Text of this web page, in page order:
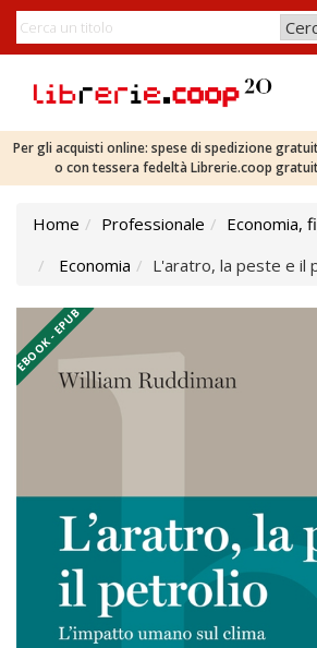
Per gli acquisti online: spese di spedizione
o con tessera fedeltà Librerie.coop
Home Professionale
Economia,
Economia
L'aratro, la peste e il
EBOOK - EPUB